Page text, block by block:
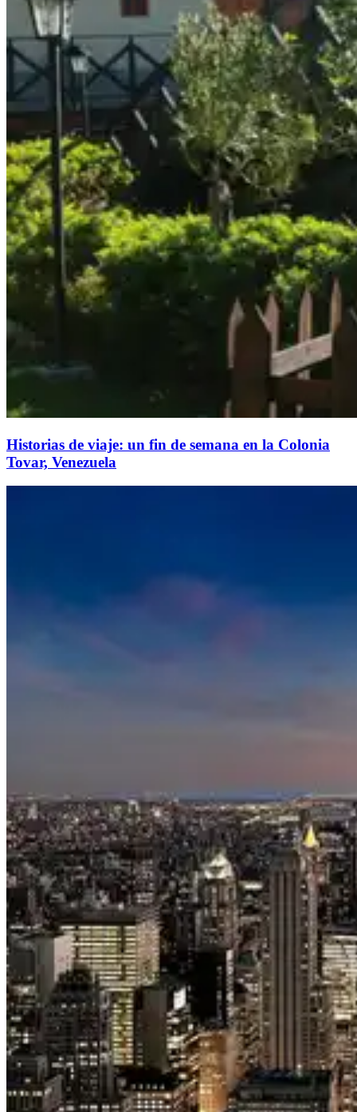
Historias de viaje: un fin de semana en la Colonia
Tovar, Venezuela